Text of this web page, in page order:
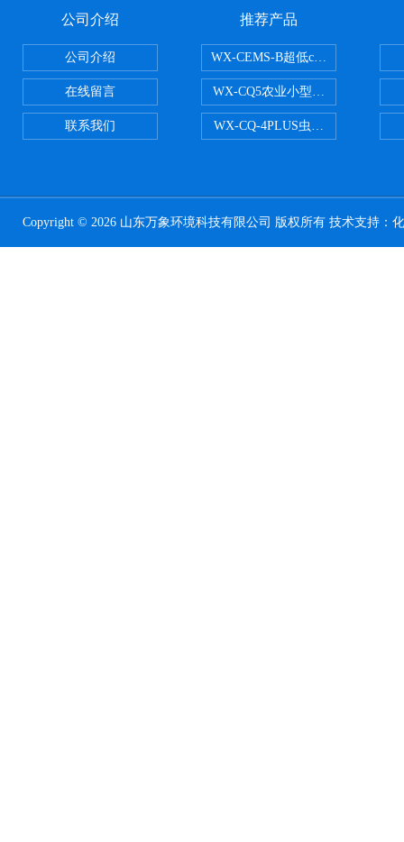
公司介绍
公司介绍
在线留言
联系我们
推荐产品
WX-CEMS-B超低cems烟气监测系
WX-CQ5农业小型气象站
WX-CQ-4PLUS虫情测报灯
Copyright © 2026 山东万象环境科技有限公司 版权所有 技术支持：